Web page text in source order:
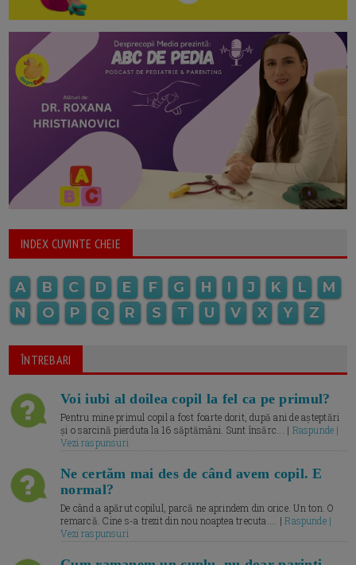
INDEX CUVINTE CHEIE
A B C D E F G H I J K L
M
N
O P Q R S T U V X Y Z
ÎNTREBARI
Voi iubi al doilea copil la fel ca pe primul?
Pentru mine primul copil a fost foarte dorit, după ani de așteptări
și o sarcină pierduta la 16 săptămâni. Sunt însărc... | Raspunde |
Vezi raspunsuri
Ne certăm mai des de când avem copil. E
normal?
De când a apărut copilul, parcă ne aprindem din orice. Un ton. O
remarcă. Cine s-a trezit din nou noaptea trecuta.... |Raspunde |
Vezi raspunsuri